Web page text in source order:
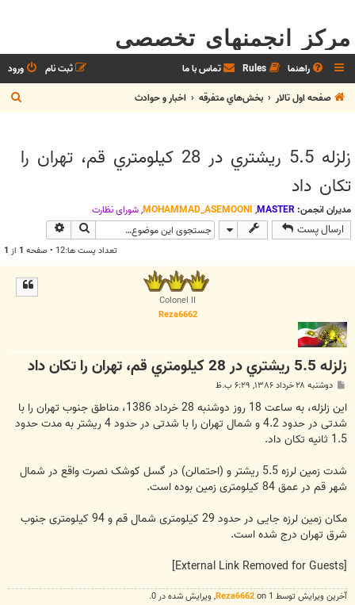
مرکز انجمنهای تخصصی
راهنما Rules تماس با ما ورود
ثبت نام
صفحه اول تالار
بخش‌‌هاي متفرقه اخبار و حوادث
س
زلزله 5.5 ريشتري در 28 کيلومتري قم، تهران را
تکان داد
مدیران انجمن: MASTER
,
MOHAMMAD_ASEMOONI
,شوراي نظارت
ارسال پست جستجو
تعداد پست ها:12 • صفحه 1 از 1
Colonel II
Reza6662
زلزله 5.5 ريشتري در 28 کيلومتري قم، تهران را تکان داد
ت
دوشنبه ۲۸ خرداد ۱۳۸۶, ۶:۲۹ ب.ظ
این زلزله، به ساعت 18 روز دوشنبه 28 خرداد 1386، مناطق جنوب تهران را با
شدتی در حدود 4.2 و شمال تهران را با شدتی در حدود 4 ریشتر به مدت حدود
1.5 ثانیه تکان داد.
شدت زمین لرزه 5.5 ریشتر و (احتمالن) در گسل کوشک نصرت واقع در شمال
شهر قم در عمق 84 کیلومتری زمین بوده است.
مکان زمین لرزه جایی در حدود 29 کیلومتری شمال قم و 94 کیلومتری جنوب
شرق تهران درج شده است.
[External Link Removed for Guests]
آخرین ويرايش توسط 1 on Reza6662, ويرايش شده در 0.